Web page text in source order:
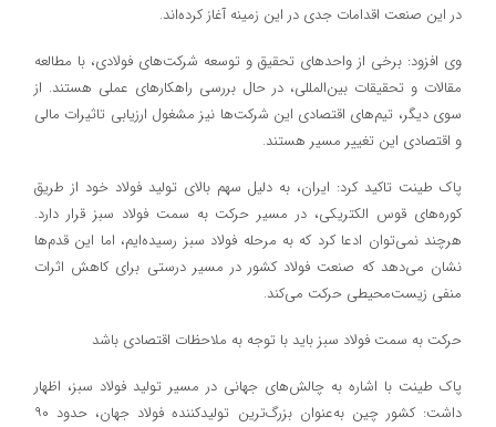
در این صنعت اقدامات جدی در این زمینه آغاز کرده‌اند.
وی افزود: برخی از واحدهای تحقیق و توسعه شرکت‌های فولادی، با مطالعه
مقالات و تحقیقات بین‌المللی، در حال بررسی راهکارهای عملی هستند. از
سوی دیگر، تیم‌های اقتصادی این شرکت‌ها نیز مشغول ارزیابی تاثیرات مالی
و اقتصادی این تغییر مسیر هستند.
پاک طینت تاکید کرد: ایران، به دلیل سهم بالای تولید فولاد خود از طریق
کوره‌های قوس الکتریکی، در مسیر حرکت به سمت فولاد سبز قرار دارد.
هرچند نمی‌توان ادعا کرد که به مرحله فولاد سبز رسیده‌ایم، اما این قدم‌ها
نشان می‌دهد که صنعت فولاد کشور در مسیر درستی برای کاهش اثرات
منفی زیست‌محیطی حرکت می‌کند.
حرکت به سمت فولاد سبز باید با توجه به ملاحظات اقتصادی باشد
پاک طینت با اشاره به چالش‌های جهانی در مسیر تولید فولاد سبز، اظهار
داشت: کشور چین به‌عنوان بزرگ‌ترین تولیدکننده فولاد جهان، حدود ۹۰